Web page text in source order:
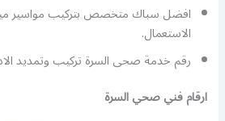
افضل سباك متخصص بتركيب مواسير
الاستعمال.
رقم خدمة صحى السرة تركيب وتمديد
ارقام فني صحي السرة